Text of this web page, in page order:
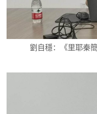
劉自穩：《里耶秦